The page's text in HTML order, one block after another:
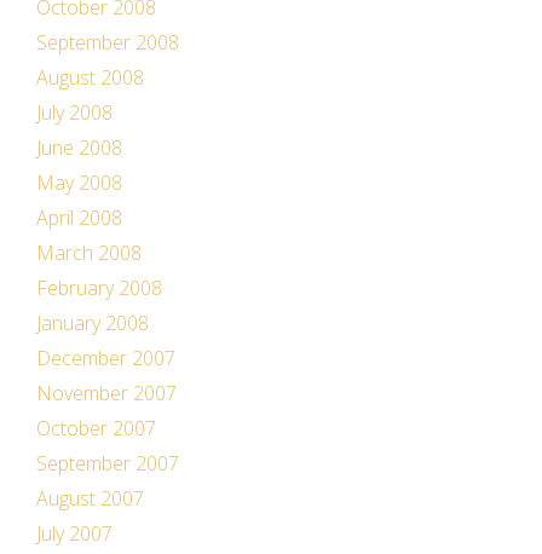
October 2008
September 2008
August 2008
July 2008
June 2008
May 2008
April 2008
March 2008
February 2008
January 2008
December 2007
November 2007
October 2007
September 2007
August 2007
July 2007